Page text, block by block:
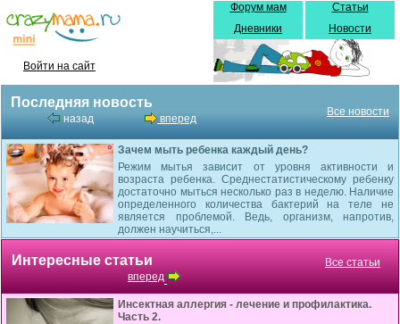
Войти на сайт
Форум мам
Дневники
Статьи
Новости
Последняя новость
назад вперед
Все новости
Зачем мыть ребенка каждый день?
Режим мытья зависит от уровня активности и
возраста ребенка. Среднестатистическому ребенку
достаточно мыться несколько раз в неделю. Наличие
определенного количества бактерий на теле не
является проблемой. Ведь, организм, напротив,
должен научиться,...
Интересные статьи
вперед
Все статьи
Инсектная аллергия - лечение и профилактика.
Часть 2.